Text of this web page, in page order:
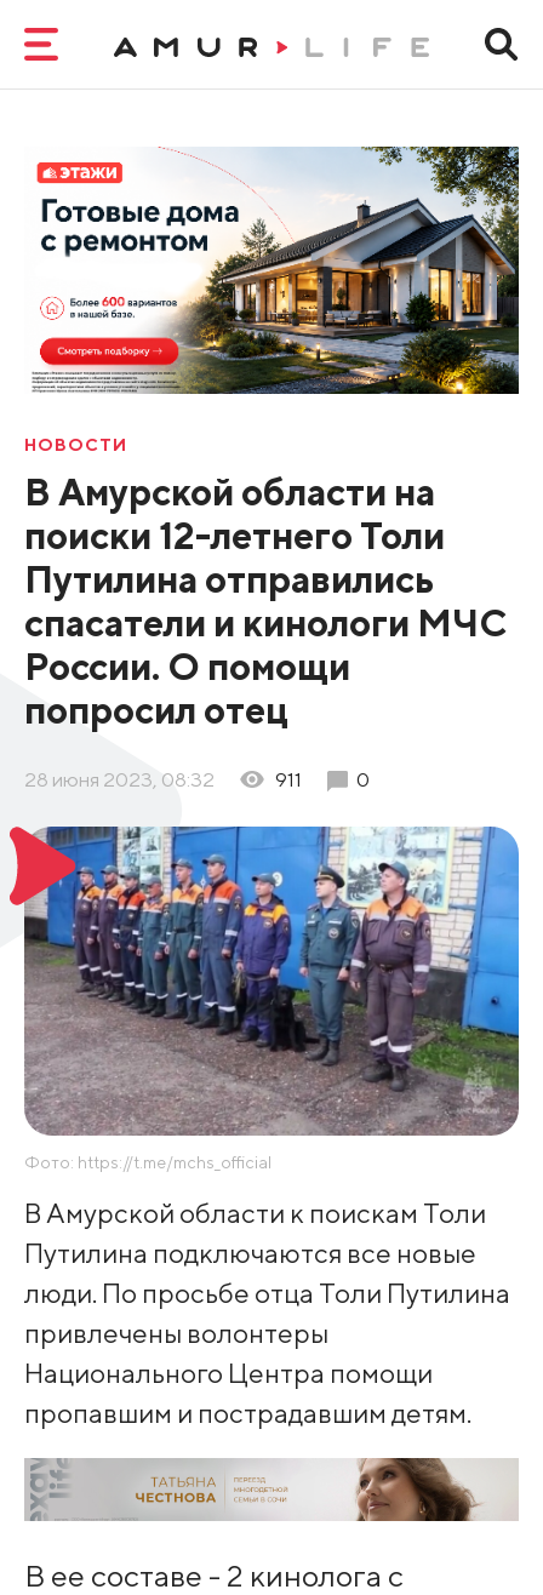
НОВОСТИ
В Амурской области на
поиски 12-летнего Толи
Путилина отправились
спасатели и кинологи МЧС
России. О помощи
попросил отец
28 июня 2023, 08:32 911 0
Фото: https://t.me/mchs_official
В Амурской области к поискам Толи
Путилина подключаются все новые
люди. По просьбе отца Толи Путилина
привлечены волонтеры
Национального Центра помощи
пропавшим и пострадавшим детям.
В ее составе - 2 кинолога с